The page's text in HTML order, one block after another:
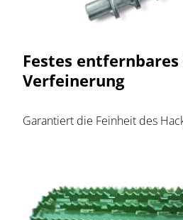
Festes entfernbares
Verfeinerung
Garantiert die Feinheit des